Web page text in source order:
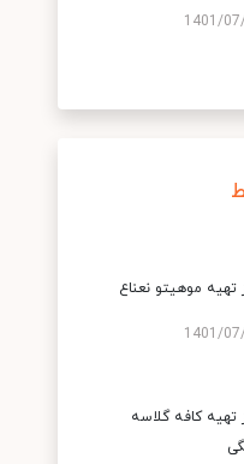
1401/
تهیه موهیتو نعناع
1401/
تهیه کافه گلاسه